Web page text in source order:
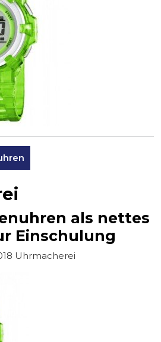
als nettes
Einschulung
Uhrmacherei